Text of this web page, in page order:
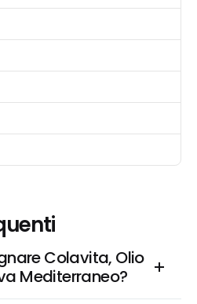
Colavita, Olio
Mediterraneo?